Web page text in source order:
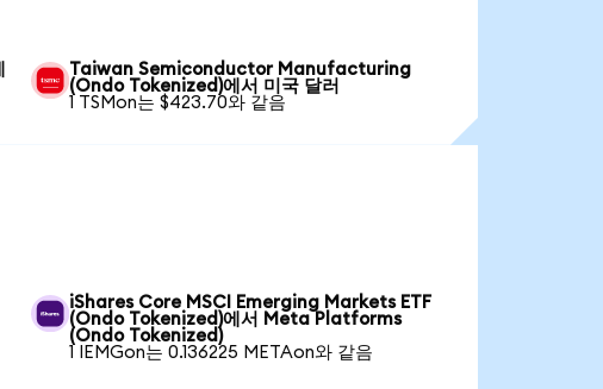
Taiwan Semiconductor Manufacturing
(Ondo Tokenized)에서 미국 달러
1 TSMon는 $423.70와 같음
iShares Core MSCI Emerging Markets ETF
(Ondo Tokenized)에서 Meta Platforms
(Ondo Tokenized)
1 IEMGon는 0.136225 METAon와 같음